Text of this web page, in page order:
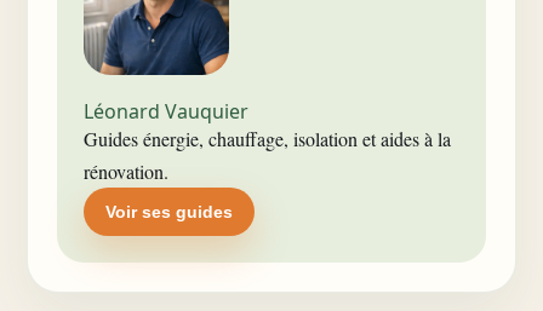
Léonard Vauquier
Guides énergie, chauffage, isolation et aides à la
rénovation.
Voir ses guides